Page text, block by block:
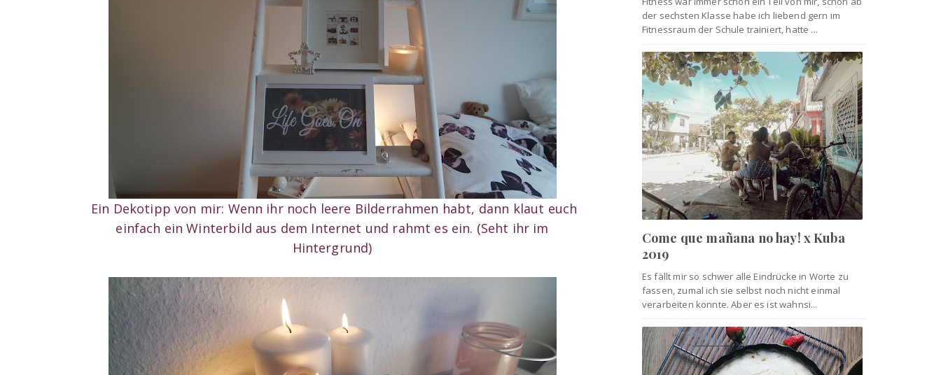
Ein Dekotipp von mir: Wenn ihr noch leere Bilderrahmen habt, dann klaut euch
einfach ein Winterbild aus dem Internet und rahmt es ein. (Seht ihr im
Hintergrund)
der sechsten Klasse habe ich liebend gern im
Fitnessraum der Schule trainiert, hatte ...
Come que mañana no hay! x Kuba
2019
Es fällt mir so schwer alle Eindrücke in Worte zu
fassen, zumal ich sie selbst noch nicht einmal
verarbeiten konnte. Aber es ist wahnsi...